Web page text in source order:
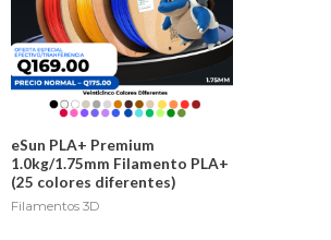
eSun PLA+ Premium
1.0kg/1.75mm Filamento PLA+
(25 colores diferentes)
Filamentos 3D